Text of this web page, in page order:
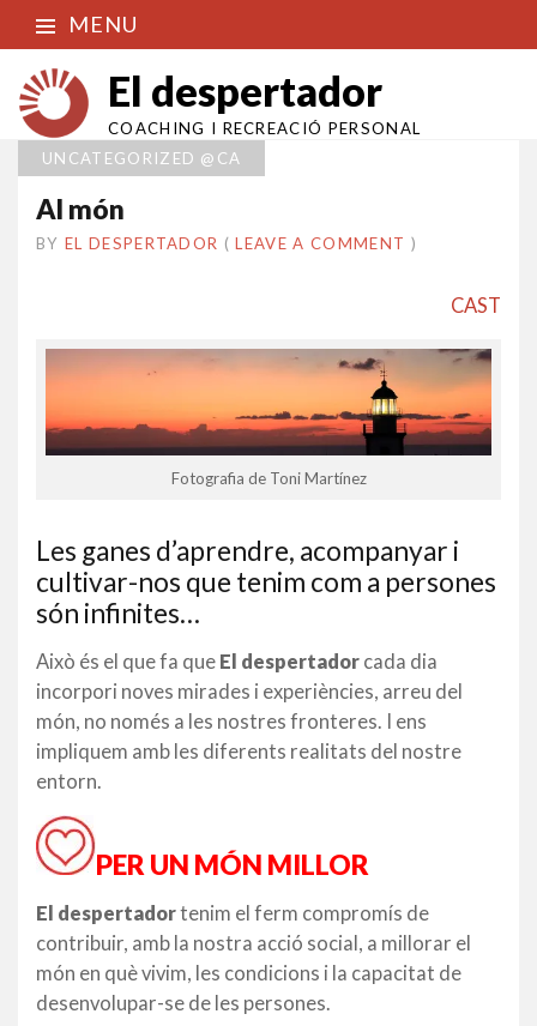
MENU
El despertador
COACHING I RECREACIÓ PERSONAL
UNCATEGORIZED @CA
Al món
BY EL DESPERTADOR ON
23
•(LEAVE A COMMENT )
CAST
Fotografia de Toni Martínez
Les ganes d’aprendre, acompanyar i
cultivar-nos que tenim com a persones
són infinites…
Això és el que fa que El despertador cada dia
incorpori noves mirades i experiències, arreu del
món, no només a les nostres fronteres. I ens
impliquem amb les diferents realitats del nostre
entorn.
PER UN MÓN MILLOR
El despertadortenim el ferm compromís de
contribuir, amb la nostra acció social, a millorar el
món en què vivim, les condicions i la capacitat de
desenvolupar-se de les persones.